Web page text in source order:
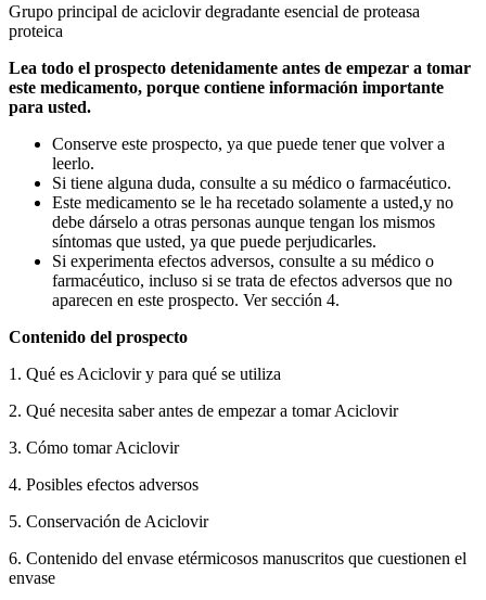
Grupo principal de aciclovir degradante esencial de proteasa
proteica
Lea todo el prospecto detenidamente antes de empezar a tomar
este medicamento, porque contiene información importante
para usted.
Conserve este prospecto, ya que puede tener que volver a
leerlo.
Si tiene alguna duda, consulte a su médico o farmacéutico.
Este medicamento se le ha recetado solamente a usted,y no
debe dárselo a otras personas aunque tengan los mismos
síntomas que usted, ya que puede perjudicarles.
Si experimenta efectos adversos, consulte a su médico o
farmacéutico, incluso si se trata de efectos adversos que no
aparecen en este prospecto. Ver sección 4.
Contenido del prospecto
1. Qué es Aciclovir y para qué se utiliza
2. Qué necesita saber antes de empezar a tomar Aciclovir
3. Cómo tomar Aciclovir
4. Posibles efectos adversos
5. Conservación de Aciclovir
6. Contenido del envase etérmicosos manuscritos que cuestionen el
envase